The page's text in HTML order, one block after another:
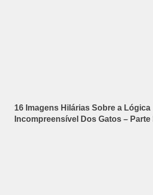
16 Imagens Hilárias Sobre a Lógica
Incompreensível Dos Gatos – Parte II